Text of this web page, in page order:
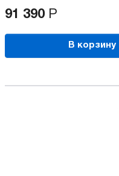
91 390 Р
В корзину